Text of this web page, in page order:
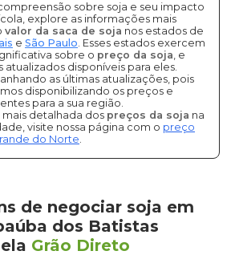
sobre soja e seu impacto
explore as informações mais
valor da saca de soja nos estados de
e São Paulo. Esses estados exercem
sobre o preço da soja, e
atualizados disponíveis para eles.
as últimas atualizações, pois
disponibilizando os preços e
para a sua região.
mais detalhada dos preços da soja na
visite nossa página com o preço
do Norte.
de negociar soja em
dos Batistas
Grão Direto